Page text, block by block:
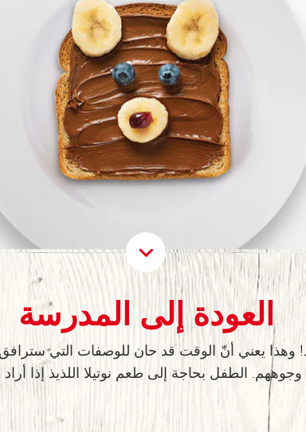
Down
العودة إلى المدرسة
وهذا يعني أنّ الوقت قد حان للوصفات التي
الطفل بحاجة إلى طعم نوتيلا اللذيذ إذا أراد